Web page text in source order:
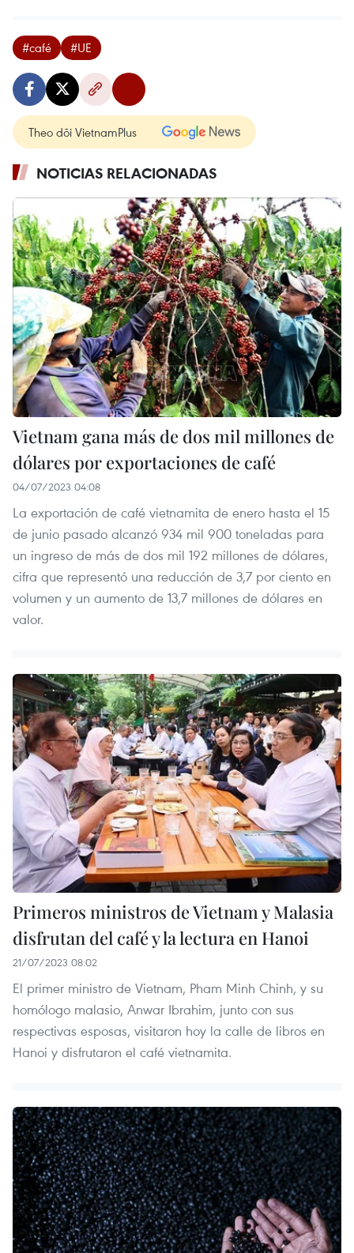
#café #UE
Theo dõi VietnamPlus
NOTICIAS RELACIONADAS
Vietnam gana más de dos mil millones de
dólares por exportaciones de café
04/07/2023 04:08
La exportación de café vietnamita de enero hasta el 15
de junio pasado alcanzó 934 mil 900 toneladas para
un ingreso de más de dos mil 192 millones de dólares,
cifra que representó una reducción de 3,7 por ciento en
volumen y un aumento de 13,7 millones de dólares en
valor.
Primeros ministros de Vietnam y Malasia
disfrutan del café y la lectura en Hanoi
21/07/2023 08:02
El primer ministro de Vietnam, Pham Minh Chinh, y su
homólogo malasio, Anwar Ibrahim, junto con sus
respectivas esposas, visitaron hoy la calle de libros en
Hanoi y disfrutaron el café vietnamita.